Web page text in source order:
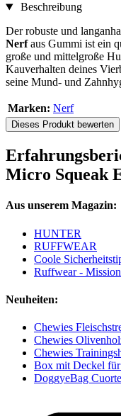
Beschreibung
Der robuste und
Nerfaus Gummi ist ein
große und mittelgroße
Kauverhalten deines
seine Mund- und
Marken: Nerf
Dieses Produkt bewerten
Micro Squeak
Aus unserem Magazin:
HUNTER
RUFFWEAR
Coole
Ruffwear - Mission
Neuheiten:
Chewies
Chewies
Chewies
Box mit Deckel
DoggyeBag